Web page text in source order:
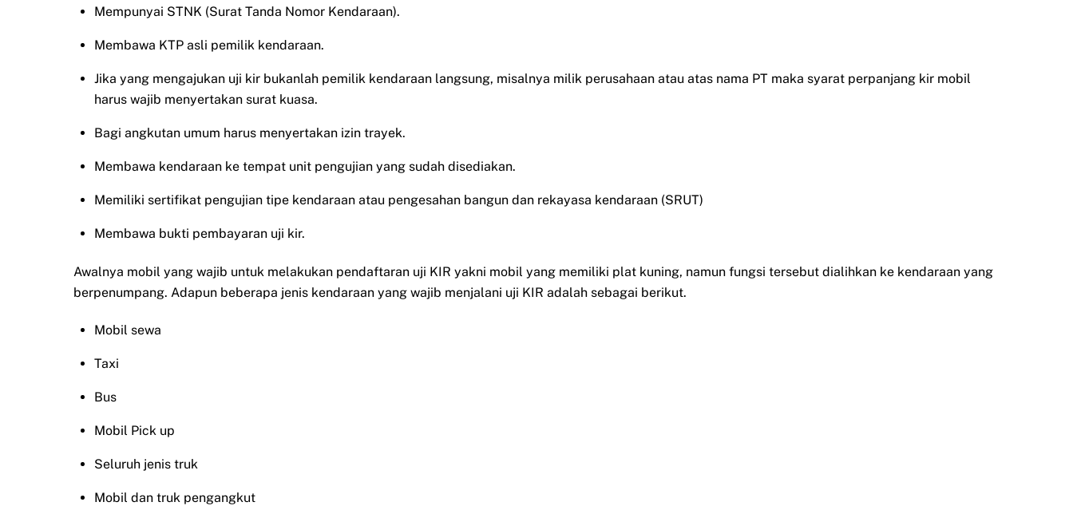
Mempunyai STNK (Surat Tanda Nomor Kendaraan).
Membawa KTP asli pemilik kendaraan.
Jika yang mengajukan uji kir bukanlah pemilik kendaraan langsung, misalnya milik perusahaan atau atas nama PT maka syarat perpanjang kir mobil
harus wajib menyertakan surat kuasa.
Bagi angkutan umum harus menyertakan izin trayek.
Membawa kendaraan ke tempat unit pengujian yang sudah disediakan.
Memiliki sertifikat pengujian tipe kendaraan atau pengesahan bangun dan rekayasa kendaraan (SRUT)
Membawa bukti pembayaran uji kir.
Awalnya mobil yang wajib untuk melakukan pendaftaran uji KIR yakni mobil yang memiliki plat kuning, namun fungsi tersebut dialihkan ke kendaraan yang
berpenumpang. Adapun beberapa jenis kendaraan yang wajib menjalani uji KIR adalah sebagai berikut.
Mobil sewa
Taxi
Bus
Mobil Pick up
Seluruh jenis truk
Mobil dan truk pengangkut